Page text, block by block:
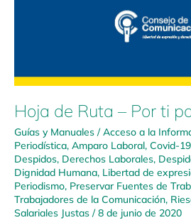
Hoja de Ruta – Por ti
Guías y Manuales /Acceso a la
Periodística, Amparo Laboral, Covid-19
Despidos, Derechos Laborales,
Dignidad Humana, Libertad de
Periodismo, Preservar Fuentes de
Trabajadores de la Comunicación,
Salariales Justas /8 de junio de 2020